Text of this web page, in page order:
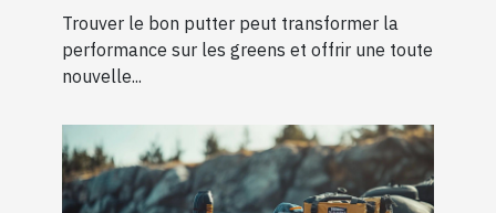
?
Trouver le bon putter peut transformer la
performance sur les greens et offrir une toute
nouvelle...